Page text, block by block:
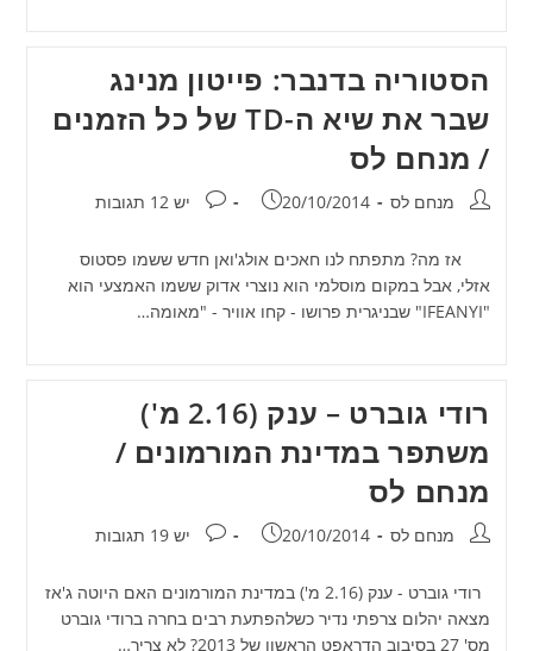
הסטוריה בדנבר: פייטון מנינג
שבר את שיא ה-TD של כל הזמנים
/ מנחם לס
מחבר:מנחם לס פורסם:
20/10/2014 תגובות:
יש 12 תגובות
אז מה? מתפתח לנו חאכים אולג'ואן חדש ששמו פסטוס
אזלי, אבל במקום מוסלמי הוא נוצרי אדוק ששמו האמצעי הוא
"IFEANYI" שבניגרית פרושו - קחו אוויר - "מאומה…
רודי גוברט – ענק (2.16 מ')
משתפר במדינת המורמונים /
מנחם לס
מחבר:מנחם לס פורסם:
20/10/2014 תגובות:
יש 19 תגובות
רודי גוברט - ענק (2.16 מ') במדינת המורמונים האם היוטה ג'אז
מצאה יהלום צרפתי נדיר כשלהפתעת רבים בחרה ברודי גוברט
מס' 27 בסיבוב הדראפט הראשון של 2013? לא צריך…